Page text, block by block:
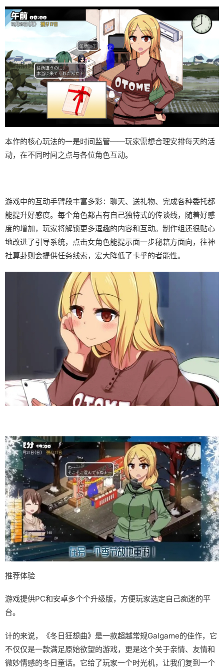
本作的核心玩法的一是时间监管——玩家需想合理安排每天的活
动，在不同时间之点与各位角色互动。
游戏中的​​互动手臂段丰富多彩​​：聊天、送礼物、完成各种委托都
能提升好感度。每个角色都占有自己独特式的传谈线，随着好感
度的增加，玩家将解锁更多逗趣的内容和互动。制作组还很贴心
地改进了引导系统，点击女角色能提示面一步秘籍方面向，往神
社算卦则会提供任务线索，宏大降低了卡乎的者能性。
推荐体验
游戏提供PC和安卓多个个升级版，方便玩家选定自己痴迷的平
台。
计的来说，《冬日狂想曲》是一款​​超越常规Galgame的佳作​​，它
不仅仅是一款满足原始欲望的游戏，更是这个关于亲情、友情和
微妙情感的冬日童话。它给了玩家一个时光机，让我们复到一个